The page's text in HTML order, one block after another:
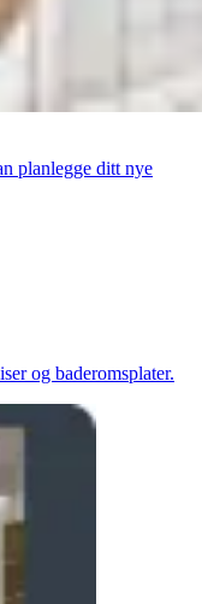
planlegge ditt nye
og baderomsplater.